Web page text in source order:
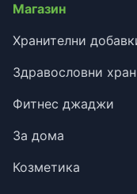
Магазин
Хранителни
Здравословни
Фитнес джаджи
За дома
Козметика